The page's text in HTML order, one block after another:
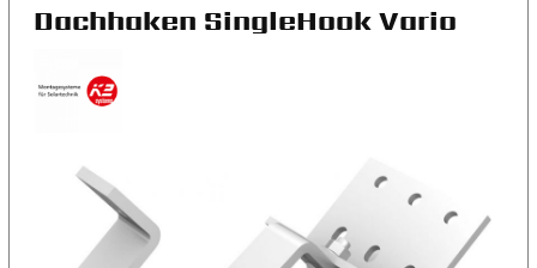
Dachhaken SingleHook Vario